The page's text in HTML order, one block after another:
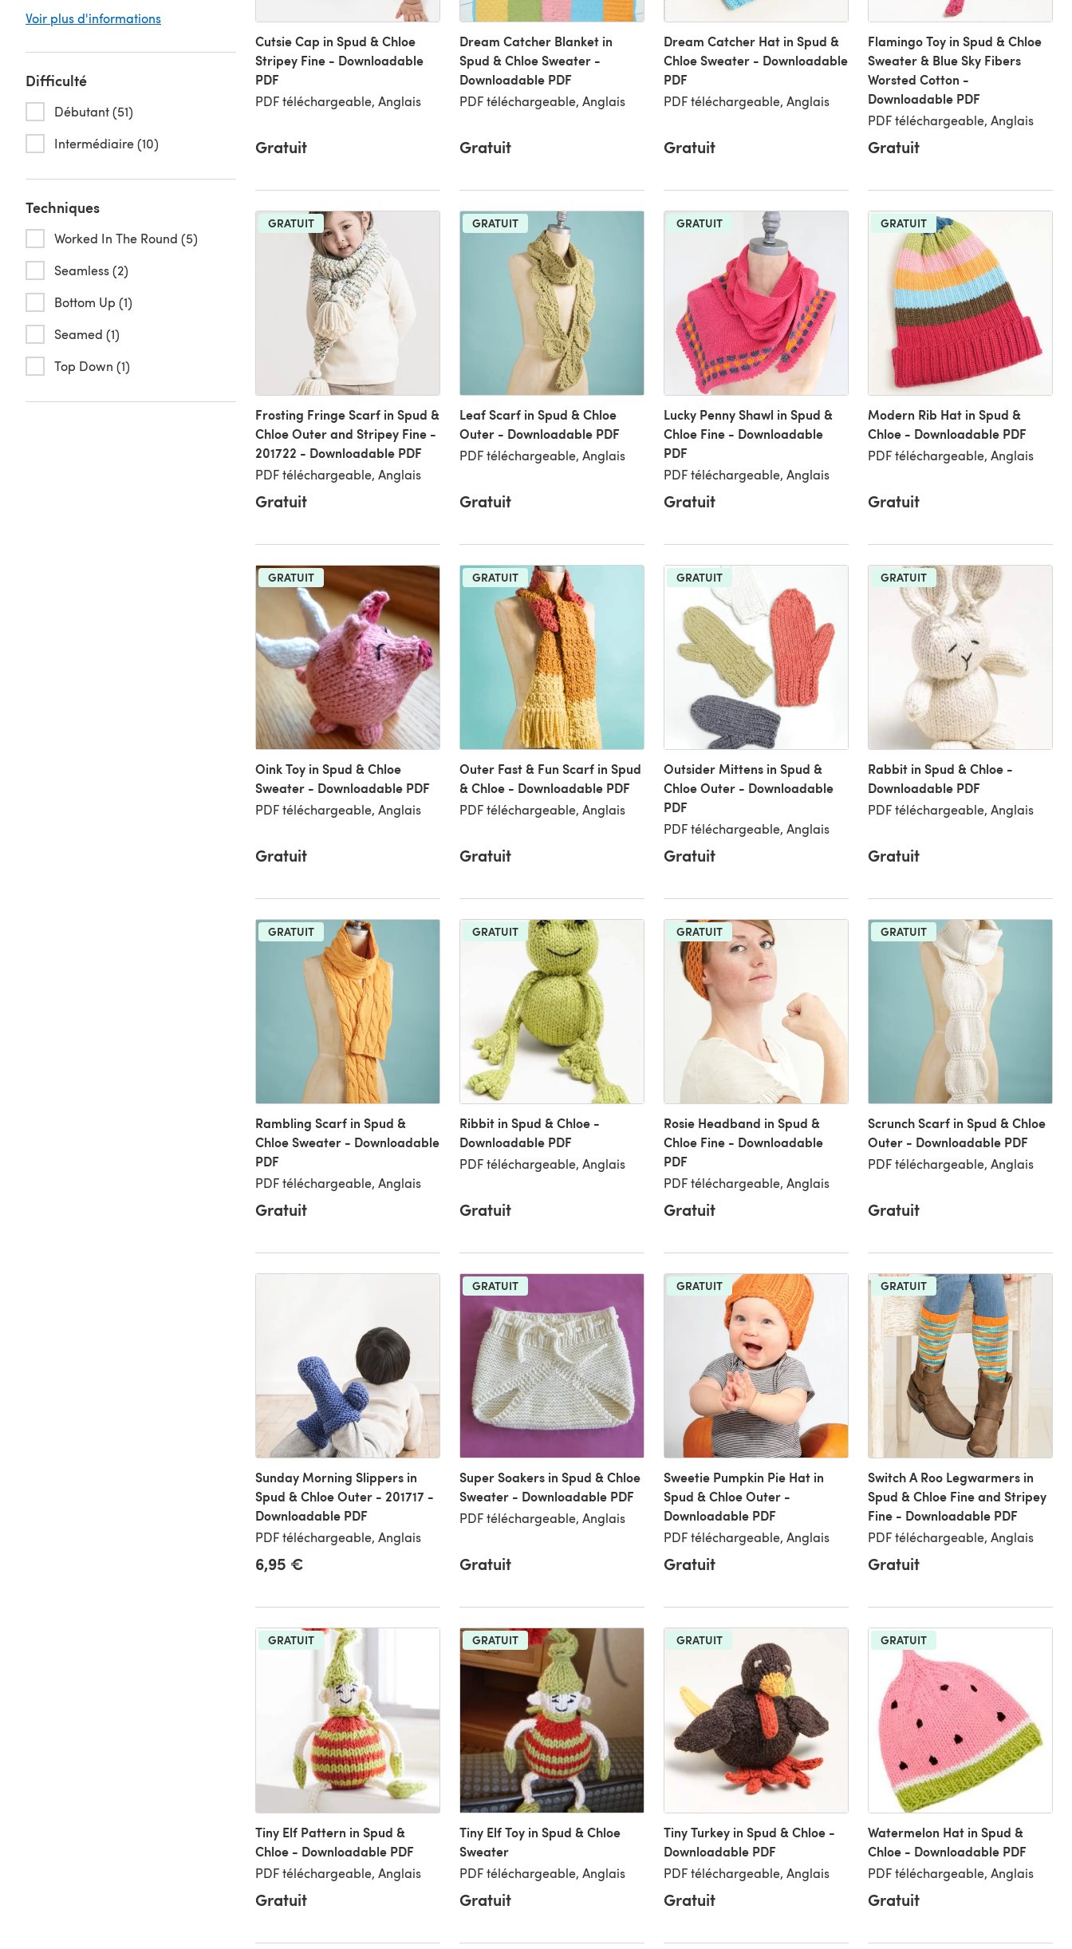
Voir plus d'informations
Difficulté
Débutant (51)
Intermédiaire (10)
Techniques
Worked In The Round (5)
Seamless (2)
Bottom Up (1)
Seamed (1)
Top Down (1)
Cutsie Cap in Spud & Chloe
Stripey Fine - Downloadable
PDF
PDF téléchargeable, Anglais
Gratuit
Dream Catcher Blanket in
Spud & Chloe Sweater -
Downloadable PDF
PDF téléchargeable, Anglais
Gratuit
Dream Catcher Hat in Spud &
Chloe Sweater - Downloadable
PDF
PDF téléchargeable, Anglais
Gratuit
Flamingo Toy in Spud & Chloe
Sweater & Blue Sky Fibers
Worsted Cotton -
Downloadable PDF
PDF téléchargeable, Anglais
Gratuit
GRATUIT
Frosting Fringe Scarf in Spud &
Chloe Outer and Stripey Fine -
201722 - Downloadable PDF
PDF téléchargeable, Anglais
Gratuit
GRATUIT
Leaf Scarf in Spud & Chloe
Outer - Downloadable PDF
PDF téléchargeable, Anglais
Gratuit
GRATUIT
Lucky Penny Shawl in Spud &
Chloe Fine - Downloadable
PDF
PDF téléchargeable, Anglais
Gratuit
GRATUIT
Modern Rib Hat in Spud &
Chloe - Downloadable PDF
PDF téléchargeable, Anglais
Gratuit
GRATUIT
Oink Toy in Spud & Chloe
Sweater - Downloadable PDF
PDF téléchargeable, Anglais
Gratuit
GRATUIT
Outer Fast & Fun Scarf in Spud
& Chloe - Downloadable PDF
PDF téléchargeable, Anglais
Gratuit
GRATUIT
Outsider Mittens in Spud &
Chloe Outer - Downloadable
PDF
PDF téléchargeable, Anglais
Gratuit
GRATUIT
Rabbit in Spud & Chloe -
Downloadable PDF
PDF téléchargeable, Anglais
Gratuit
GRATUIT
Rambling Scarf in Spud &
Chloe Sweater - Downloadable
PDF
PDF téléchargeable, Anglais
Gratuit
GRATUIT
Ribbit in Spud & Chloe -
Downloadable PDF
PDF téléchargeable, Anglais
Gratuit
GRATUIT
Rosie Headband in Spud &
Chloe Fine - Downloadable
PDF
PDF téléchargeable, Anglais
Gratuit
GRATUIT
Scrunch Scarf in Spud & Chloe
Outer - Downloadable PDF
PDF téléchargeable, Anglais
Gratuit
Sunday Morning Slippers in
Spud & Chloe Outer - 201717 -
Downloadable PDF
PDF téléchargeable, Anglais
6,95 €
GRATUIT
Super Soakers in Spud & Chloe
Sweater - Downloadable PDF
PDF téléchargeable, Anglais
Gratuit
GRATUIT
Sweetie Pumpkin Pie Hat in
Spud & Chloe Outer -
Downloadable PDF
PDF téléchargeable, Anglais
Gratuit
GRATUIT
Switch A Roo Legwarmers in
Spud & Chloe Fine and Stripey
Fine - Downloadable PDF
PDF téléchargeable, Anglais
Gratuit
GRATUIT
Tiny Elf Pattern in Spud &
Chloe - Downloadable PDF
PDF téléchargeable, Anglais
Gratuit
GRATUIT
Tiny Elf Toy in Spud & Chloe
Sweater
PDF téléchargeable, Anglais
Gratuit
GRATUIT
Tiny Turkey in Spud & Chloe -
Downloadable PDF
PDF téléchargeable, Anglais
Gratuit
GRATUIT
Watermelon Hat in Spud &
Chloe - Downloadable PDF
PDF téléchargeable, Anglais
Gratuit